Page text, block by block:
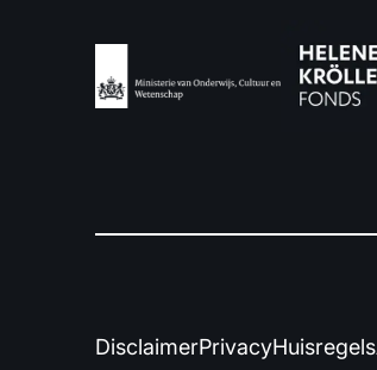
DisclaimerPrivacyHuisregels